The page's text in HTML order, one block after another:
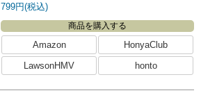
799円(税込)
商品を購入する
Amazon
HonyaClub
LawsonHMV
honto